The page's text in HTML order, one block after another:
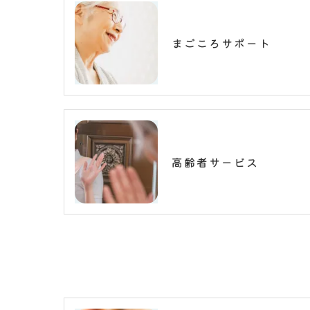
まごころサポート
高齢者サービス